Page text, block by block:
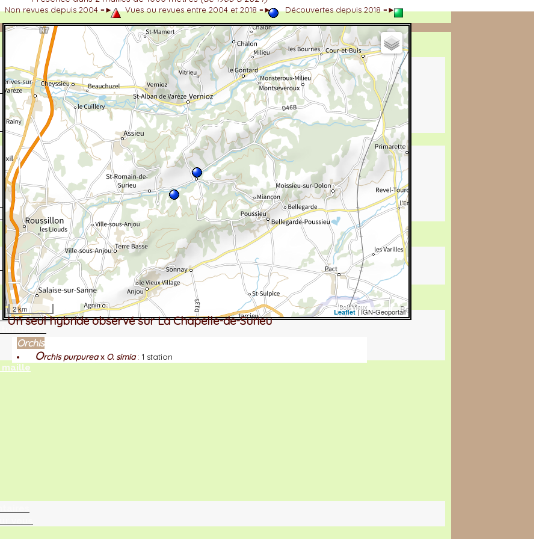
Alpes
et cotations UICN)
?
maille
2 km Leaflet| IGN-Geoportail
Un seul hybride observé sur La Chapelle-de-Surieu
Orchis
Orchis purpureax O. simia: 1 station
Non revues depuis 2004 =► Vues ou revues entre 2004 et 2018 =► Découvertes depuis 2018 =►